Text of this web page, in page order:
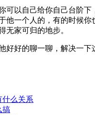
可以自己给你自己台阶下
他一个人的，有的时候你
无家可归的地步。
好好的聊一聊，解决一下
什么关系
搞